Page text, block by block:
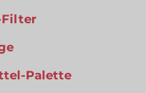
Filter
Palette